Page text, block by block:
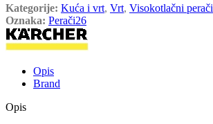
Kategorije: Kuća i vrt, Vrt, Visokotlačni perači
Oznaka: Perači26
Opis
Brand
Opis